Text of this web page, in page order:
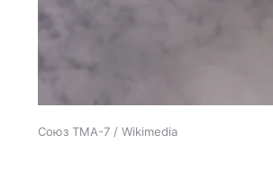
Союз ТМА-7 / Wikimedia